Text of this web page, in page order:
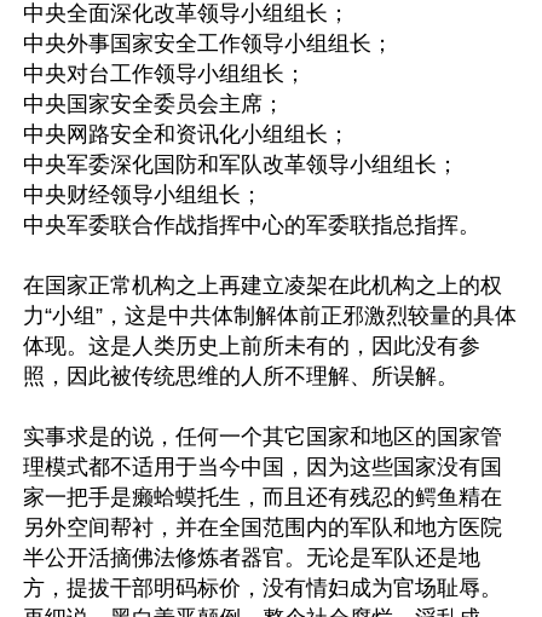
中央全面深化改革领导小组组长；
中央外事国家安全工作领导小组组长；
中央对台工作领导小组组长；
中央国家安全委员会主席；
中央网路安全和资讯化小组组长；
中央军委深化国防和军队改革领导小组组长；
中央财经领导小组组长；
中央军委联合作战指挥中心的军委联指总指挥。
在国家正常机构之上再建立凌架在此机构之上的权
力“小组”，这是中共体制解体前正邪激烈较量的具体
体现。这是人类历史上前所未有的，因此没有参
照，因此被传统思维的人所不理解、所误解。
实事求是的说，任何一个其它国家和地区的国家管
理模式都不适用于当今中国，因为这些国家没有国
家一把手是癞蛤蟆托生，而且还有残忍的鳄鱼精在
另外空间帮衬，并在全国范围内的军队和地方医院
半公开活摘佛法修炼者器官。无论是军队还是地
方，提拔干部明码标价，没有情妇成为官场耻辱。